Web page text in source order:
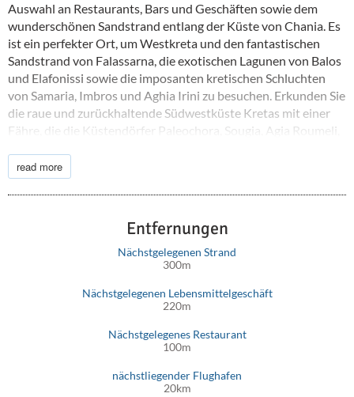
Auswahl an Restaurants, Bars und Geschäften sowie dem
wunderschönen Sandstrand entlang der Küste von Chania. Es
ist ein perfekter Ort, um Westkreta und den fantastischen
Sandstrand von Falassarna, die exotischen Lagunen von Balos
und Elafonissi sowie die imposanten kretischen Schluchten
von Samaria, Imbros und Aghia Irini zu besuchen. Erkunden Sie
die raue und zurückhaltende Südwestküste Kretas mit einer
Fähre, die die Küstendörfer Paleochora, Sougia, Agia Roumeli,
verbindet.
read more
Entfernungen
Nächstgelegenen Strand
300m
Nächstgelegenen Lebensmittelgeschäft
220m
Nächstgelegenes Restaurant
100m
nächstliegender Flughafen
20km